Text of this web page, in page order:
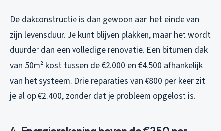
De dakconstructie is dan gewoon aan het einde van
zijn levensduur. Je kunt blijven plakken, maar het wordt
duurder dan een volledige renovatie. Een bitumen dak
van 50m² kost tussen de €2.000 en €4.500 afhankelijk
van het systeem. Drie reparaties van €800 per keer zit
je al op €2.400, zonder dat je probleem opgelost is.